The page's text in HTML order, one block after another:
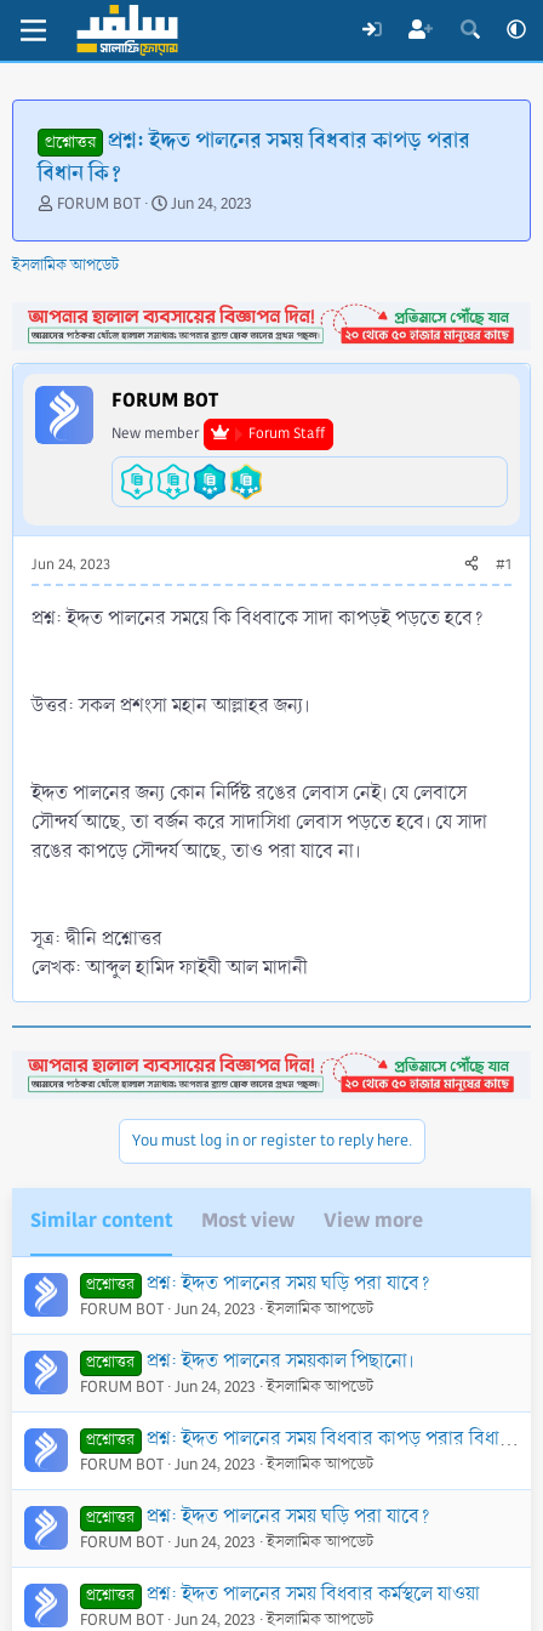
প্রশ্নোত্তর প্রশ্ন: ইদ্দত পালনের সময় বিধবার কাপড় পরার
বিধান কি?
T
r
e
d
s
t
a
r
t
FORUM BOT
S
a
d
a
t
e
Jun 24, 2023
ইসলামিক আপডেট
FORUM BOT
New member Forum Staff
Jun 24, 2023 #1
প্রশ্ন: ইদ্দত পালনের সময়ে কি বিধবাকে সাদা কাপড়ই পড়তে হবে?
উত্তর: সকল প্রশংসা মহান আল্লাহর জন্য।
ইদ্দত পালনের জন্য কোন নির্দিষ্ট রঙের লেবাস নেই। যে লেবাসে
সৌন্দর্য আছে, তা বর্জন করে সাদাসিধা লেবাস পড়তে হবে। যে সাদা
রঙের কাপড়ে সৌন্দর্য আছে, তাও পরা যাবে না।
সূত্র: দ্বীনি প্রশ্নোত্তর
লেখক: আব্দুল হামিদ ফাইযী আল মাদানী
You must log in or register to reply here.
Similar content Most view View more
প্রশ্নোত্তর প্রশ্ন: ইদ্দত পালনের সময় ঘড়ি পরা যাবে?
FORUM BOT Jun 24, 2023 ইসলামিক আপডেট
প্রশ্নোত্তর প্রশ্ন: ইদ্দত পালনের সময়কাল পিছানো।
FORUM BOT Jun 24, 2023 ইসলামিক আপডেট
প্রশ্নোত্তর প্রশ্ন: ইদ্দত পালনের সময় বিধবার কাপড় পরার বিধান কি?
FORUM BOT Jun 24, 2023 ইসলামিক আপডেট
প্রশ্নোত্তর প্রশ্ন: ইদ্দত পালনের সময় ঘড়ি পরা যাবে?
FORUM BOT Jun 24, 2023 ইসলামিক আপডেট
প্রশ্নোত্তর প্রশ্ন: ইদ্দত পালনের সময় বিধবার কর্মস্থলে যাওয়া
FORUM BOT Jun 24, 2023 ইসলামিক আপডেট